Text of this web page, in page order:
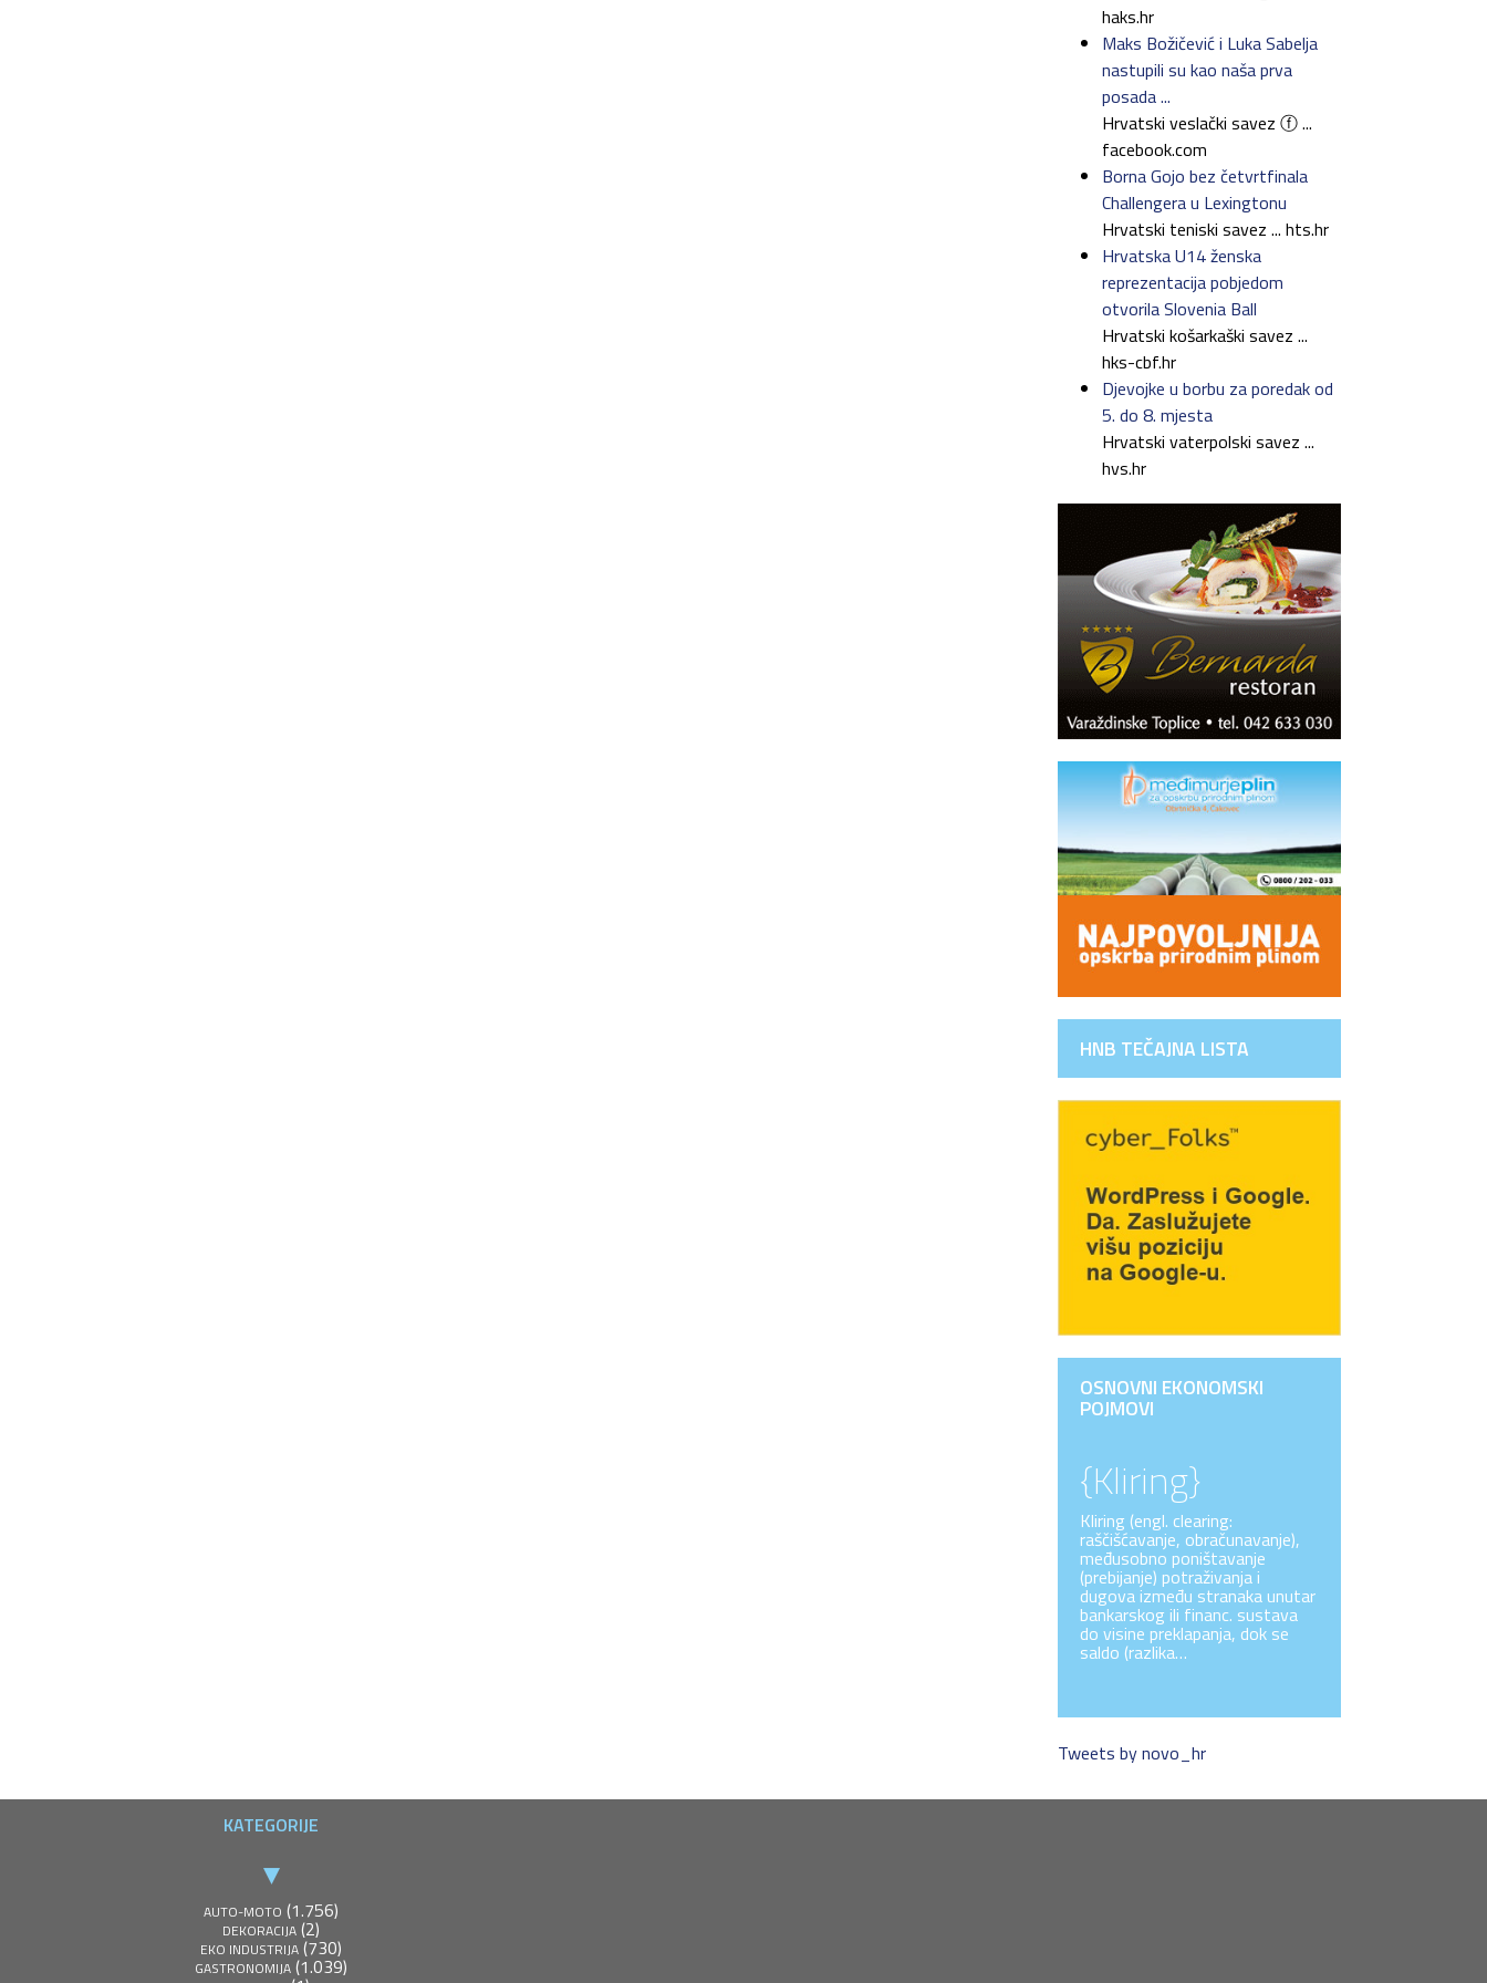
haks.hr
Maks Božičević i Luka Sabelja
nastupili su kao naša prva
posada ...
Hrvatski veslački savez ⓕ ...
facebook.com
Borna Gojo bez četvrtfinala
Challengera u Lexingtonu
Hrvatski teniski savez ... hts.hr
Hrvatska U14 ženska
reprezentacija pobjedom
otvorila Slovenia Ball
Hrvatski košarkaški savez ...
hks-cbf.hr
Djevojke u borbu za poredak od
5. do 8. mjesta
Hrvatski vaterpolski savez ...
hvs.hr
HNB TEČAJNA LISTA
OSNOVNI EKONOMSKI
POJMOVI
{Kliring}
Kliring (engl. clearing:
raščišćavanje, obračunavanje),
međusobno poništavanje
(prebijanje) potraživanja i
dugova između stranaka unutar
bankarskog ili financ. sustava
do visine preklapanja, dok se
saldo (razlika…
Tweets by novo_hr
KATEGORIJE
AUTO-MOTO (1.756)
DEKORACIJA(2)
EKO INDUSTRIJA(730)
GASTRONOMIJA(1.039)